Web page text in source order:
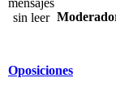
Oposiciones